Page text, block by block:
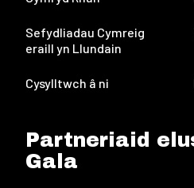
Sefydliadau Cymreig
eraill yn Llundain
Cysylltwch â ni
Partneriaid
Gala